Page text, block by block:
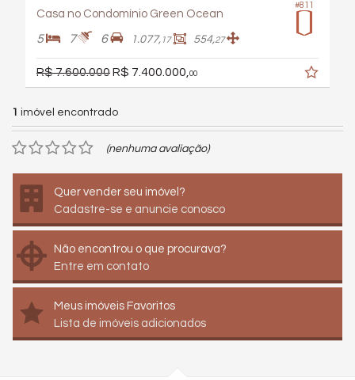
#811
Casa no Condomínio Green Ocean
5 7 6 1.077, 17 554,27
R$ 7.600.000R$ 7.400.000, 00
1 imóvel encontrado
(nenhuma avaliação)
Quer vender seu imóvel?
Cadastre-se e anuncie conosco
Não encontrou o que procurava?
Entre em contato
Meus imóveis Favoritos
Lista de imóveis adicionados